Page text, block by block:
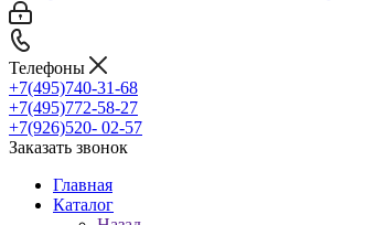
Телефоны
+7(495)740-31-68
+7(495)772-58-27
+7(926)520- 02-57
Заказать звонок
Главная
Каталог